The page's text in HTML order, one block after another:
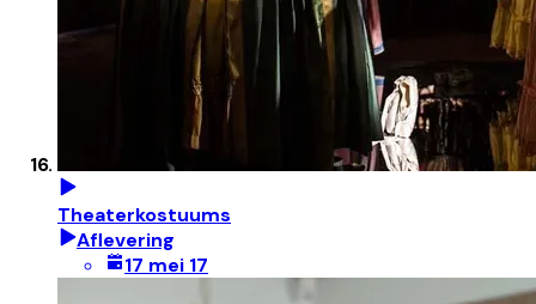
Theaterkostuums
Aflevering
17 mei 17